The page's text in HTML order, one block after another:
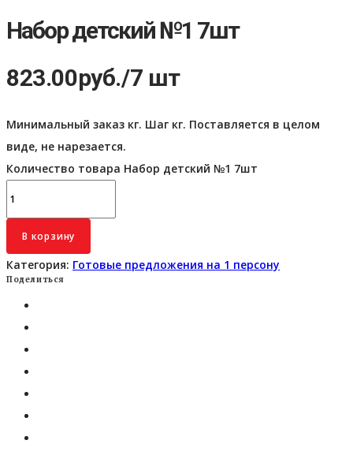
Набор детский №1 7шт
823.00руб./7 шт
Минимальный заказ кг. Шаг кг. Поставляется в целом
виде, не нарезается.
Количество товара Набор детский №1 7шт
В корзину
Категория: Готовые предложения на 1 персону
Поделиться